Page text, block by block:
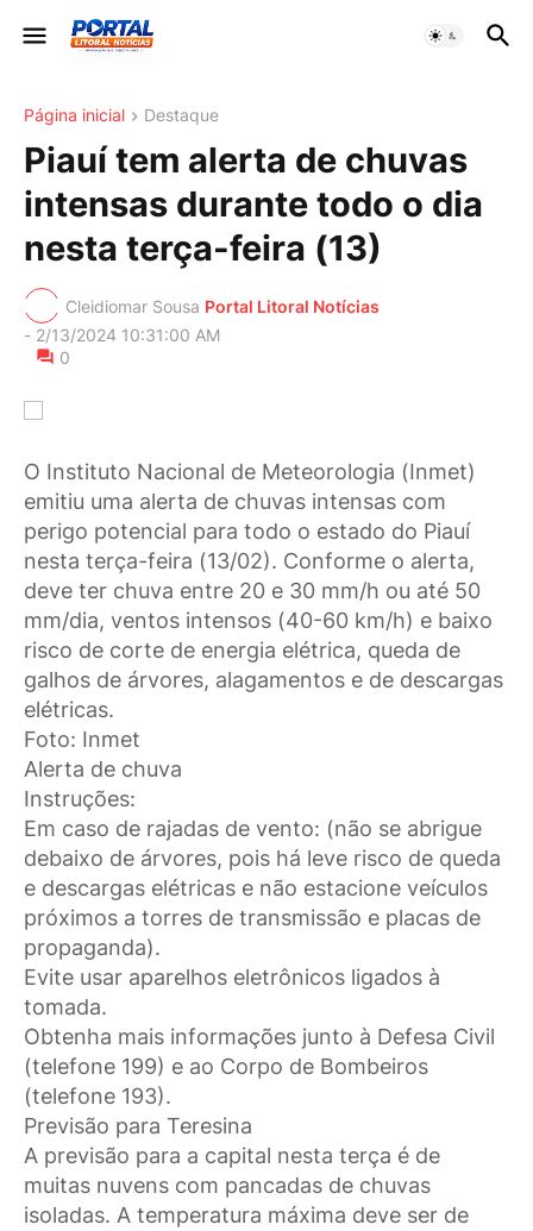
Página inicial Destaque
Piauí tem alerta de chuvas
intensas durante todo o dia
nesta terça-feira (13)
Cleidiomar Sousa Portal Litoral Notícias
- 2/13/2024 10:31:00 AM
0
O Instituto Nacional de Meteorologia (Inmet)
emitiu uma alerta de chuvas intensas com
perigo potencial para todo o estado do Piauí
nesta terça-feira (13/02). Conforme o alerta,
deve ter chuva entre 20 e 30 mm/h ou até 50
mm/dia, ventos intensos (40-60 km/h) e baixo
risco de corte de energia elétrica, queda de
galhos de árvores, alagamentos e de descargas
elétricas.
Foto: Inmet
Alerta de chuva
Instruções:
Em caso de rajadas de vento: (não se abrigue
debaixo de árvores, pois há leve risco de queda
e descargas elétricas e não estacione veículos
próximos a torres de transmissão e placas de
propaganda).
Evite usar aparelhos eletrônicos ligados à
tomada.
Obtenha mais informações junto à Defesa Civil
(telefone 199) e ao Corpo de Bombeiros
(telefone 193).
Previsão para Teresina
A previsão para a capital nesta terça é de
muitas nuvens com pancadas de chuvas
isoladas. A temperatura máxima deve ser de